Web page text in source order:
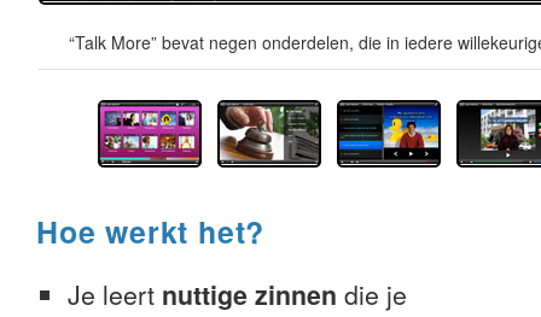
“Talk More” bevat negen onderdelen, die in iedere
Hoe werkt het?
Je leert nuttige zinnen die je